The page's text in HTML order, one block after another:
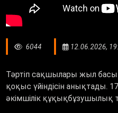
6044 12.06.2026,
Тәртіп сақшылары жыл
қоқыс үйіндісін анықтады.
әкімшілік құқықбұзушылық